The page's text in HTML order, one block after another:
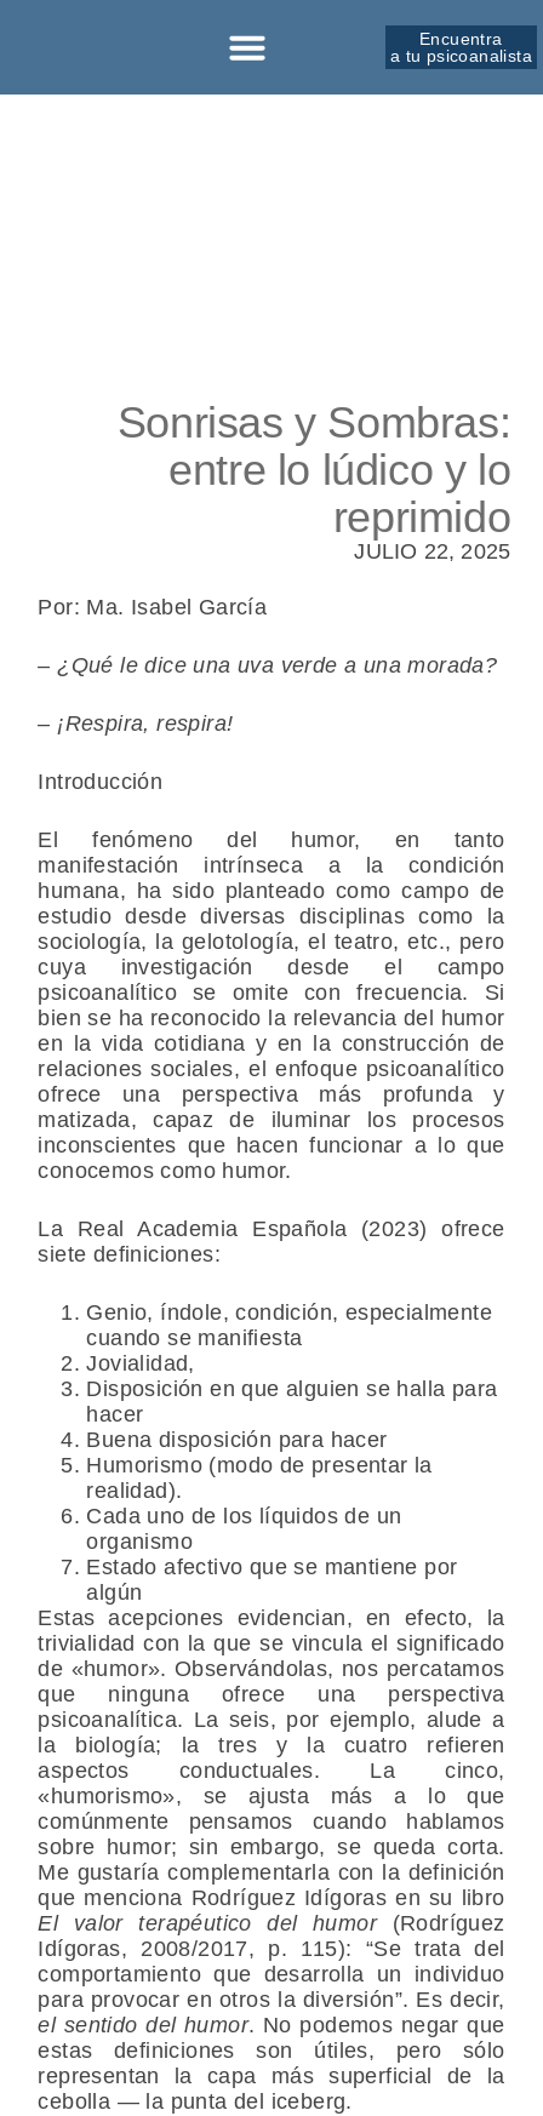
Encuentra
a tu psicoanalista
Sonrisas y Sombras:
entre lo lúdico y lo
reprimido
JULIO 22, 2025
Por: Ma. Isabel García
– ¿Qué le dice una uva verde a una morada?
– ¡Respira, respira!
Introducción
El fenómeno del humor, en tanto
manifestación intrínseca a la condición
humana, ha sido planteado como campo de
estudio desde diversas disciplinas como la
sociología, la gelotología, el teatro, etc., pero
cuya investigación desde el campo
psicoanalítico se omite con frecuencia. Si
bien se ha reconocido la relevancia del humor
en la vida cotidiana y en la construcción de
relaciones sociales, el enfoque psicoanalítico
ofrece una perspectiva más profunda y
matizada, capaz de iluminar los procesos
inconscientes que hacen funcionar a lo que
conocemos como humor.
La Real Academia Española (2023) ofrece
siete definiciones:
Genio, índole, condición, especialmente
cuando se manifiesta
Jovialidad,
Disposición en que alguien se halla para
hacer
Buena disposición para hacer
Humorismo (modo de presentar la
realidad).
Cada uno de los líquidos de un
organismo
Estado afectivo que se mantiene por
algún
Estas acepciones evidencian, en efecto, la
trivialidad con la que se vincula el significado
de «humor». Observándolas, nos percatamos
que ninguna ofrece una perspectiva
psicoanalítica. La seis, por ejemplo, alude a
la biología; la tres y la cuatro refieren
aspectos conductuales. La cinco,
«humorismo», se ajusta más a lo que
comúnmente pensamos cuando hablamos
sobre humor; sin embargo, se queda corta.
Me gustaría complementarla con la definición
que menciona Rodríguez Idígoras en su libro
El valor terapéutico del humor (Rodríguez
Idígoras, 2008/2017, p. 115): “Se trata del
comportamiento que desarrolla un individuo
para provocar en otros la diversión”. Es decir,
el sentido del humor. No podemos negar que
estas definiciones son útiles, pero sólo
representan la capa más superficial de la
cebolla — la punta del iceberg.